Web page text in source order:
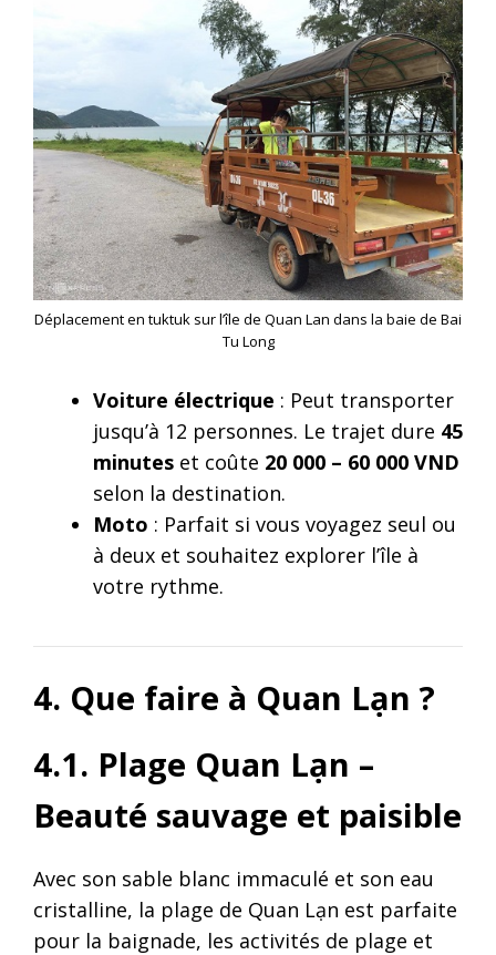
Déplacement en tuktuk sur l’île de Quan Lan dans la baie de Bai
Tu Long
Voiture électrique : Peut transporter
jusqu’à 12 personnes. Le trajet dure 45
minutes et coûte 20 000 – 60 000 VND
selon la destination.
Moto : Parfait si vous voyagez seul ou
à deux et souhaitez explorer l’île à
votre rythme.
4. Que faire à Quan Lạn ?
4.1. Plage Quan Lạn –
Beauté sauvage et paisible
Avec son sable blanc immaculé et son eau
cristalline, la plage de Quan Lạn est parfaite
pour la baignade, les activités de plage et